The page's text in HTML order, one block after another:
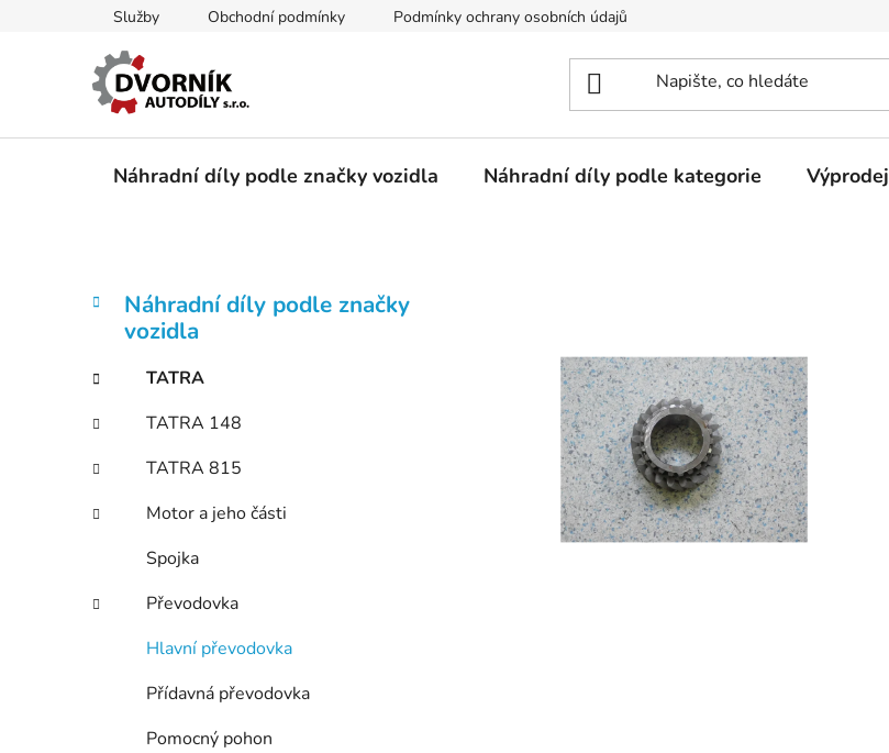
Služby Obchodní podmínky Podmínky ochrany osobních údajů
Náhradní díly podle značky vozidla Náhradní díly podle kategorie Výprodej
P
t
a
n
í
n
Přeskočit
kategorie
K
a
g
r
i
e
Náhradní díly podle značky
vozidla
TATRA
TATRA 148
TATRA 815
Motor a jeho části
Spojka
Převodovka
Hlavní převodovka
Přídavná převodovka
Pomocný pohon